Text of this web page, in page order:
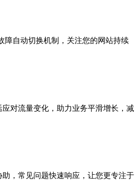
障自动切换机制，关注您的网站持续
对流量变化，助力业务平滑增长，减
，常见问题快速响应，让您更专注于